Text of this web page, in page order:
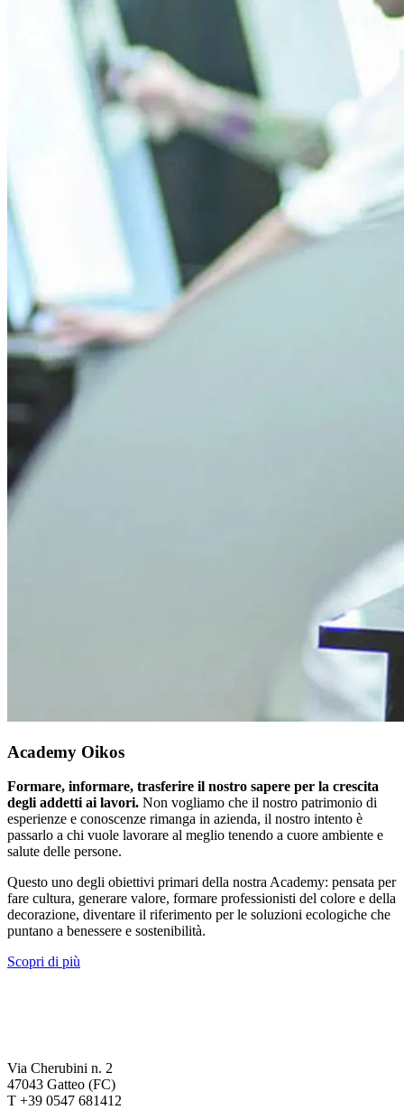
Academy Oikos
Formare, informare, trasferire il nostro sapere per la crescita
degli addetti ai lavori. Non vogliamo che il nostro patrimonio di
esperienze e conoscenze rimanga in azienda, il nostro intento è
passarlo a chi vuole lavorare al meglio tenendo a cuore ambiente e
salute delle persone.
Questo uno degli obiettivi primari della nostra Academy: pensata per
fare cultura, generare valore, formare professionisti del colore e della
decorazione, diventare il riferimento per le soluzioni ecologiche che
puntano a benessere e sostenibilità.
Scopri di più
Via Cherubini n. 2
47043 Gatteo (FC)
T +39 0547 681412